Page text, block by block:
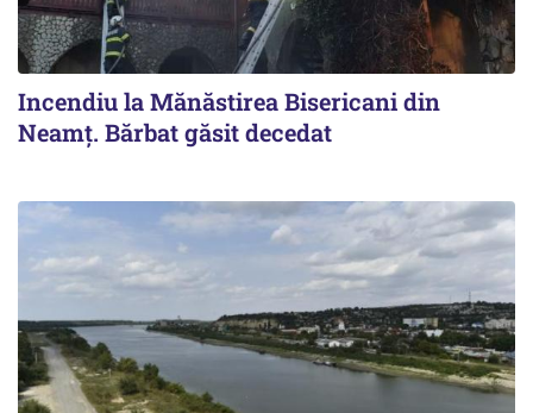
Incendiu la Mănăstirea Bisericani din
Neamţ. Bărbat găsit decedat